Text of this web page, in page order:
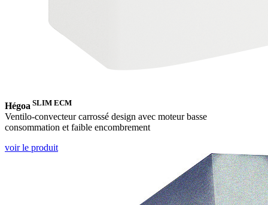
Hégoa SLIM ECM
Ventilo-convecteur carrossé design avec moteur basse
consommation et faible encombrement
voir le produit